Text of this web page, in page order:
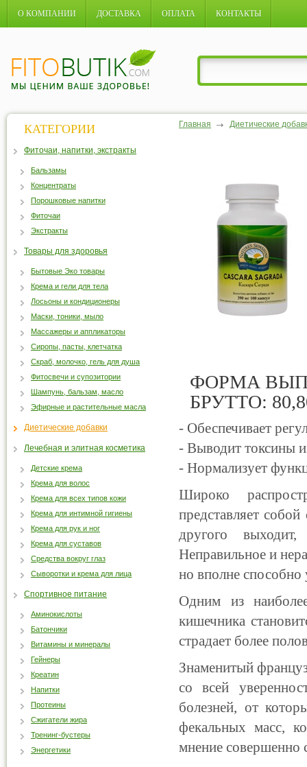
О КОМПАНИИ ДОСТАВКА ОПЛАТА КОНТАКТЫ
Главная Диетические
ФОРМА
БРУТТО:
- Обеспечивает
- Выводит токсины
- Нормализует
Широко
представляет
другого
Неправильное и
но вполне способно
Одним из
кишечника
страдает более
Знаменитый
со всей
болезней, от
фекальных масс,
мнение совершенно
КАТЕГОРИИ
Фиточаи, напитки, экстракты
Бальзамы
Концентраты
Порошковые напитки
Фиточаи
Экстракты
Товары для здоровья
Бытовые Эко товары
Крема и гели для тела
Лосьоны и кондиционеры
Маски, тоники, мыло
Массажеры и аппликаторы
Сиропы, пасты, клетчатка
Скраб, молочко, гель для душа
Фитосвечи и супозитории
Шампунь, бальзам, масло
Эфирные и растительные масла
Диетические добавки
Лечебная и элитная косметика
Детские крема
Крема для волос
Крема для всех типов кожи
Крема для интимной гигиены
Крема для рук и ног
Крема для суставов
Средства вокруг глаз
Сыворотки и крема для лица
Спортивное питание
Аминокислоты
Батончики
Витамины и минералы
Гейнеры
Креатин
Напитки
Протеины
Сжигатели жира
Тренинг-бустеры
Энергетики